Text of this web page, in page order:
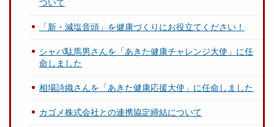
ついて
「新・減塩音頭」を健康づくりにお役立てください！
シャバ駄馬男さんを「あきた健康チャレンジ大使」に任
命しました
相場詩織さんを「あきた健康応援大使」に任命しました
カゴメ株式会社との連携協定締結について